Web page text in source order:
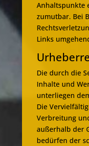
Anhaltspunkte
zumutbar. Bei
Links
Die durch die
Inhalte und
unterliegen
Die
Verbreitung
außerhalb der
bedürfen der